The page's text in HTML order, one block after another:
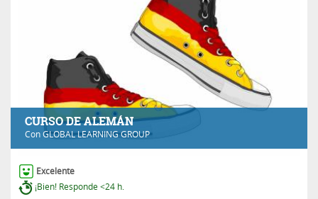
CURSO DE ALEMÁN
ConGLOBAL LEARNING GROUP
Excelente
¡Bien! Responde <24 h.